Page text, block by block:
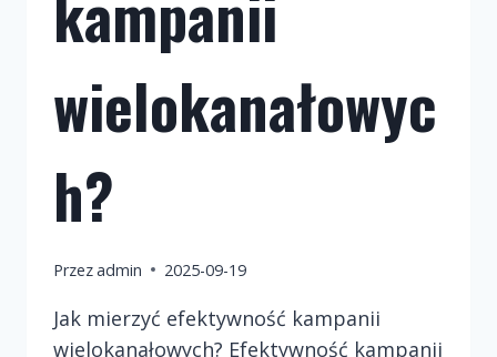
wielokanałowyc
h?
Przezadmin 2025-09-19
Jak mierzyć efektywność kampanii
wielokanałowych? Efektywność kampanii